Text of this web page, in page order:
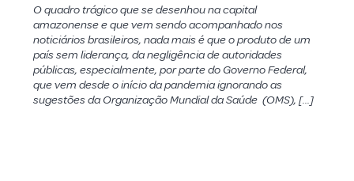
O quadro trágico que se desenhou na capital
amazonense e que vem sendo acompanhado nos
noticiários brasileiros, nada mais é que o produto de um
país sem liderança, da negligência de autoridades
públicas, especialmente, por parte do Governo Federal,
que vem desde o início da pandemia ignorando as
sugestões da Organização Mundial da Saúde (OMS), […]